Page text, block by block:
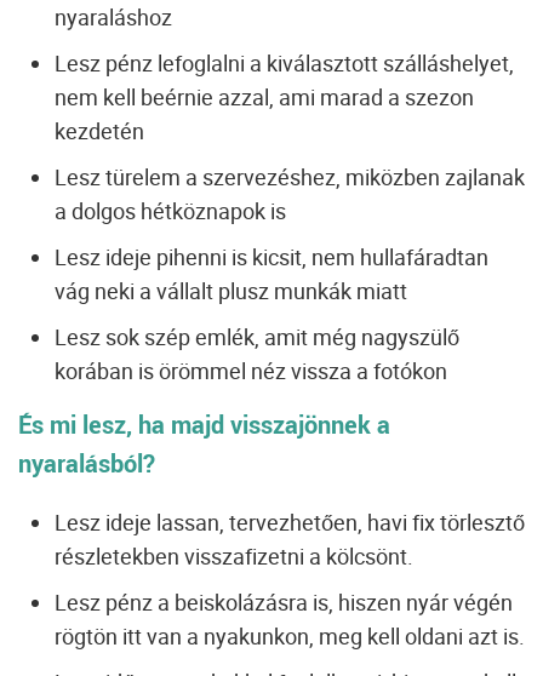
nyaraláshoz
Lesz pénz lefoglalni a kiválasztott szálláshelyet,
nem kell beérnie azzal, ami marad a szezon
kezdetén
Lesz türelem a szervezéshez, miközben zajlanak
a dolgos hétköznapok is
Lesz ideje pihenni is kicsit, nem hullafáradtan
vág neki a vállalt plusz munkák miatt
Lesz sok szép emlék, amit még nagyszülő
korában is örömmel néz vissza a fotókon
És mi lesz, ha majd visszajönnek a
nyaralásból?
Lesz ideje lassan, tervezhetően, havi fix törlesztő
részletekben visszafizetni a kölcsönt.
Lesz pénz a beiskolázásra is, hiszen nyár végén
rögtön itt van a nyakunkon, meg kell oldani azt is.